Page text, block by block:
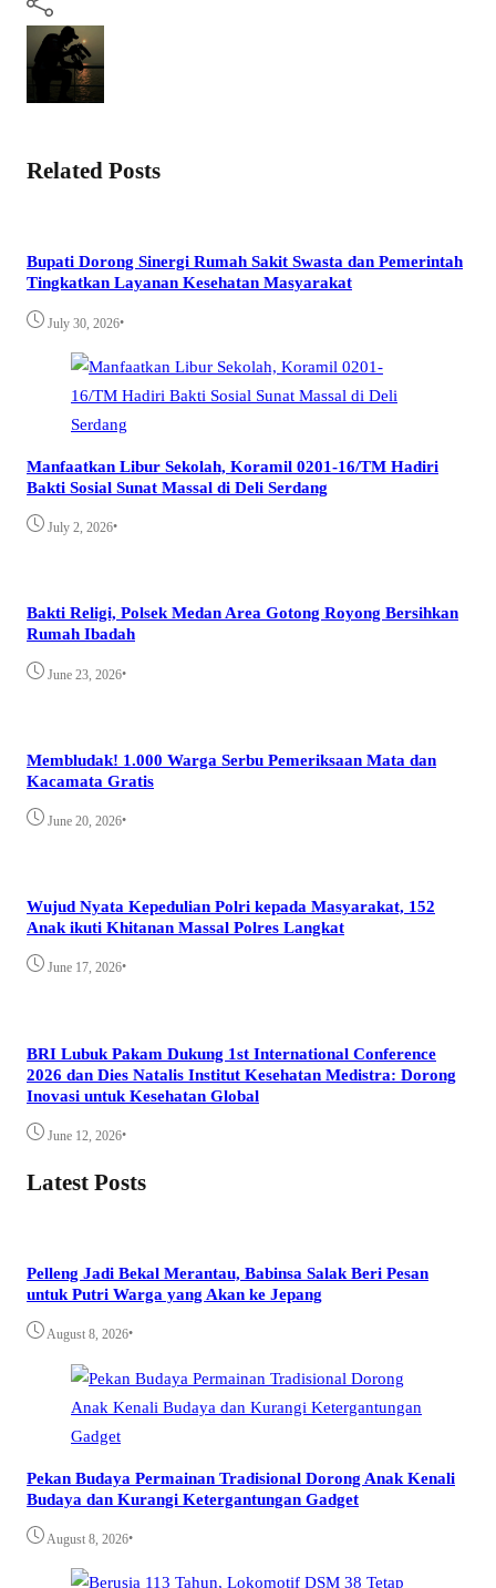
Related Posts
Bupati Dorong Sinergi Rumah Sakit Swasta dan Pemerintah
Tingkatkan Layanan Kesehatan Masyarakat
July 30, 2026•
Manfaatkan Libur Sekolah, Koramil 0201-16/TM Hadiri
Bakti Sosial Sunat Massal di Deli Serdang
July 2, 2026•
Bakti Religi, Polsek Medan Area Gotong Royong Bersihkan
Rumah Ibadah
June 23, 2026•
Membludak! 1.000 Warga Serbu Pemeriksaan Mata dan
Kacamata Gratis
June 20, 2026•
Wujud Nyata Kepedulian Polri kepada Masyarakat, 152
Anak ikuti Khitanan Massal Polres Langkat
June 17, 2026•
BRI Lubuk Pakam Dukung 1st International Conference
2026 dan Dies Natalis Institut Kesehatan Medistra: Dorong
Inovasi untuk Kesehatan Global
June 12, 2026•
Latest Posts
Pelleng Jadi Bekal Merantau, Babinsa Salak Beri Pesan
untuk Putri Warga yang Akan ke Jepang
August 8, 2026•
Pekan Budaya Permainan Tradisional Dorong Anak Kenali
Budaya dan Kurangi Ketergantungan Gadget
August 8, 2026•